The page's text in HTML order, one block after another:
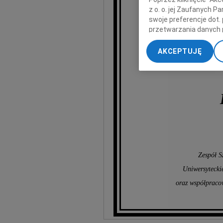
Zespół
oraz
z o. o. jej Zaufanych
swoje preferencje dot.
przetwarzania danych
„Ustawienia
My, nasi Zaufani
dokładnych danych
Przechowywanie
AKCEPTUJĘ